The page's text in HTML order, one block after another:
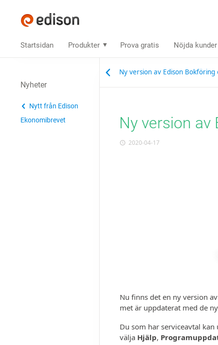
Startsidan Produkter Prova gratis Nöjda kunder
Ny version av Edison Bokföring
Ny version av
2020-04-17
Nu finns det en ny version
met är upp­daterat med de
Du som har service­avtal
välja Hjälp,
Nyheter
Nytt från Edison
Ekonomibrevet